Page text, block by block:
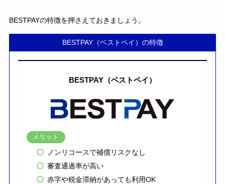
BESTPAYの特徴を押さえておきましょう。
BESTPAY（ベストペイ）の特徴
BESTPAY（ベストペイ）
メリット
ノンリコースで補償リスクなし
審査通過率が高い
赤字や税金滞納があっても利用OK